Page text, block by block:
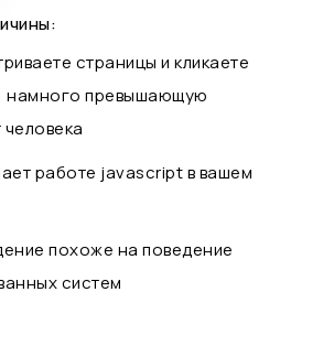
страницы и кликаете
намного превышающую
работе javascript в вашем
похоже на поведение
систем